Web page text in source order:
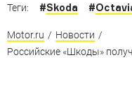
Теги: #Skoda #
Motor.ru / Новости /
Российские «Шкоды»